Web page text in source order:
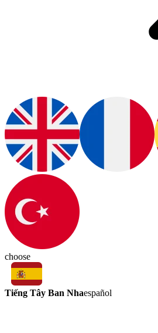
choose
Tiếng Tây Ban Nhaespañol